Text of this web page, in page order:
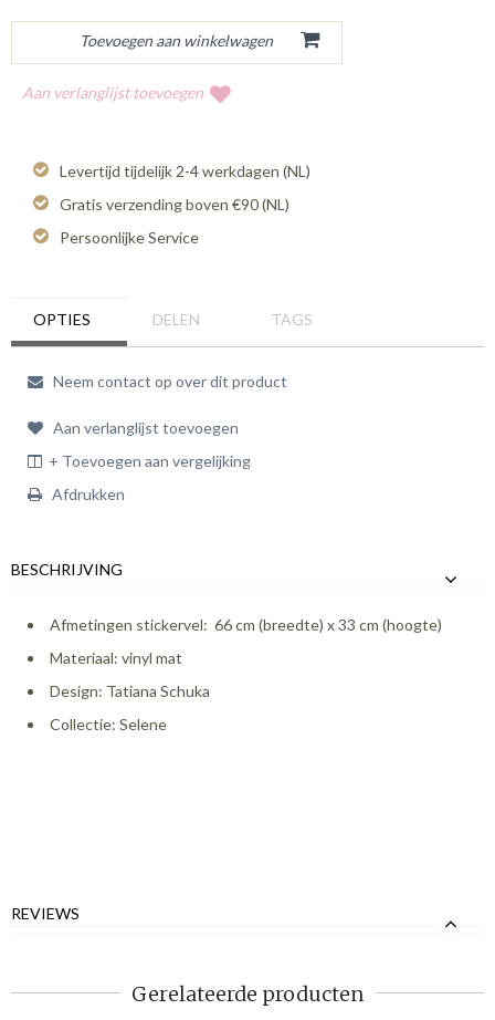
Aan verlanglijst toevoegen
Levertijd tijdelijk 2-4 werkdagen (NL)
Gratis verzending boven €90 (NL)
Persoonlijke Service
OPTIES DELEN TAGS
Neem contact op over dit product
Aan verlanglijst toevoegen
+ Toevoegen aan vergelijking
Afdrukken
BESCHRIJVING
Afmetingen stickervel: 66 cm (breedte) x 33 cm (hoogte)
Materiaal: vinyl mat
Design: Tatiana Schuka
Collectie: Selene
REVIEWS
Gerelateerde producten